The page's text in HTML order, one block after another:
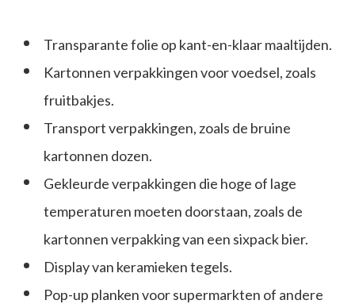
Transparante folie op kant-en-klaar maaltijden.
Kartonnen verpakkingen voor voedsel, zoals
fruitbakjes.
Transport verpakkingen, zoals de bruine
kartonnen dozen.
Gekleurde verpakkingen die hoge of lage
temperaturen moeten doorstaan, zoals de
kartonnen verpakking van een sixpack bier.
Display van keramieken tegels.
Pop-up planken voor supermarkten of andere